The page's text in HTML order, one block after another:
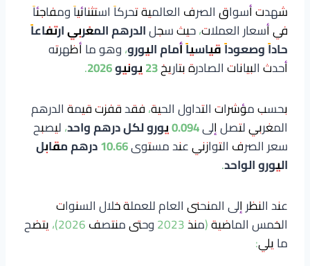
شهدت أسواق الصرف العالمية تحركاً استثنائياً ومفاجئاً
في أسعار العملات، حيث سجلالدرهم المغربي ارتفاعاً
حاداً وصعوداً قياسياً أمام اليورو، وهو ما أظهرته
أحدث البيانات الصادرة بتاريخ23 يونيو 2026
.
بحسب مؤشرات التداول الحية، فقد قفزت قيمة الدرهم
المغربي لتصل إلى0.094 يورو لكل درهم واحد
، ليصبح
سعر الصرف التوازني عند مستوى
10.66 درهم مقابل
اليورو الواحد.
عند النظر إلى المنحنى العام للعملة خلال السنوات
الخمس الماضية (منذ 2023 وحتى منتصف 2026)، يتضح
ما يلي: